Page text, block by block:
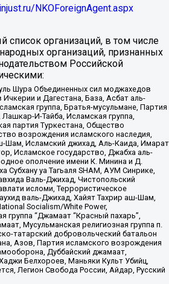
NKOForeignAgent.aspx
организаций, в том числе
организаций, признанных
Российской
Шура Объединенных сил моджахедов
и Дагестана, База, Асбат аль-
группа, Братья-мусульмане, Партия
И-Тайба, Исламская группа,
партия Туркестана, Общество
возрождения исламского наследия,
Шам, Исламский джихад, Аль-Каида, Имарат
Исламское государство, Джабха аль-
ополчение имени К. Минина и Д.
Субхану уа Тагьаля SHAM, АУМ Синрике,
Валь-Джихад, Чистопольский
исломи, Террористическое
валь-Джихад, Хайят Тахрир аш-Шам,
Socialism/White Power,
группа “Джамаат “Красный пахарь”,
Мусульманская религиозная группа п.
татарский добровольческий батальон
Азов, Партия исламского возрождения
Дуббайский джамаат,
Белхороев, Маньяки Культ Убийц,
Легион Свобода России, Айдар, Русский